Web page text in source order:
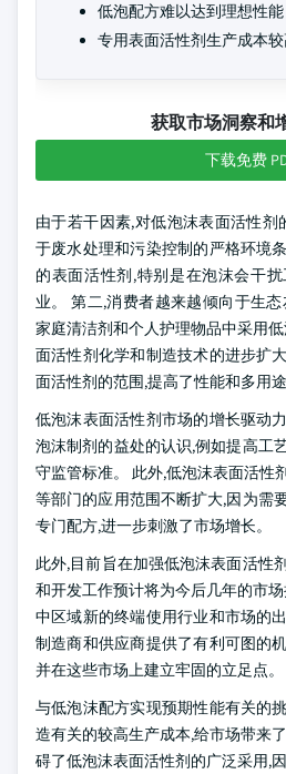
低泡配方难以达到理想性能
专用表面活性剂生产成本
获取市场洞察和
下载免费
由于若干因素,对低泡沫表面活性剂
于废水处理和污染控制的严格环境
的表面活性剂,特别是在泡沫会干
业。 第二,消费者越来越倾向于生
家庭清洁剂和个人护理物品中采用
面活性剂化学和制造技术的进步扩
面活性剂的范围,提高了性能和多用途
低泡沫表面活性剂市场的增长驱动
泡沫制剂的益处的认识,例如提高工
守监管标准。 此外,低泡沫表面活性
等部门的应用范围不断扩大,因为需
专门配方,进一步刺激了市场增长。
此外,目前旨在加强低泡沫表面活性
和开发工作预计将为今后几年的市
中区域新的终端使用行业和市场的
制造商和供应商提供了有利可图的
并在这些市场上建立牢固的立足点。
与低泡沫配方实现预期性能有关的
造有关的较高生产成本,给市场带来
碍了低泡沫表面活性剂的广泛采用,